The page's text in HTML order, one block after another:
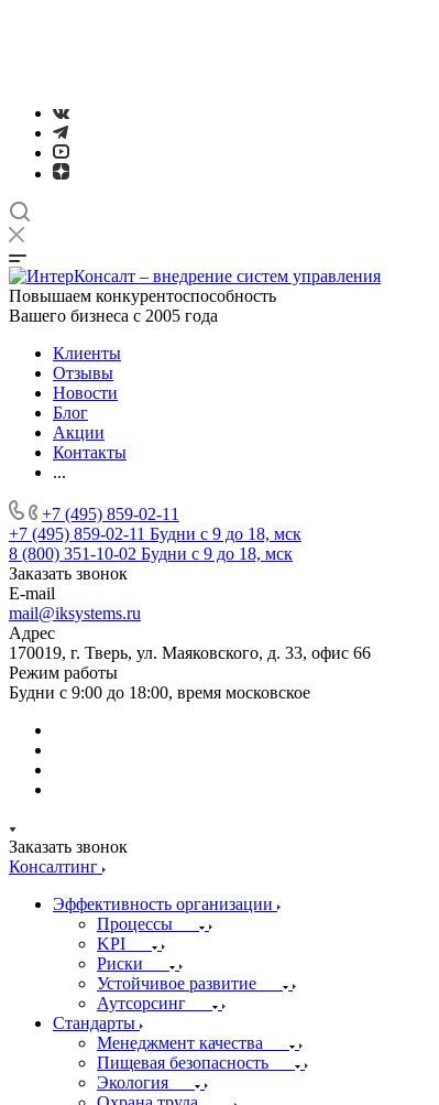
Повышаем конкурентоспособность
Вашего бизнеса с 2005 года
Клиенты
Отзывы
Новости
Блог
Акции
Контакты
...
+7 (495) 859-02-11
+7 (495) 859-02-11 Будни с 9 до 18, мск
8 (800) 351-10-02 Будни с 9 до 18, мск
Заказать звонок
E-mail
mail@iksystems.ru
Адрес
170019, г. Тверь, ул. Маяковского, д. 33, офис 66
Режим работы
Будни с 9:00 до 18:00, время московское
Заказать звонок
Консалтинг
Эффективность организации
Процессы
KPI
Риски
Устойчивое развитие
Аутсорсинг
Стандарты
Менеджмент качества
Пищевая безопасность
Экология